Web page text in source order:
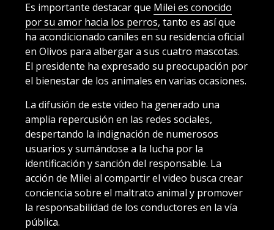
Es importante destacar que Milei es conocido
por su amor hacia los perros, tanto es así que
ha acondicionado caniles en su residencia oficial
en Olivos para albergar a sus cuatro mascotas.
El presidente ha expresado su preocupación por
el bienestar de los animales en varias ocasiones.
La difusión de este video ha generado una
amplia repercusión en las redes sociales,
despertando la indignación de numerosos
usuarios y sumándose a la lucha por la
identificación y sanción del responsable. La
acción de Milei al compartir el video busca crear
conciencia sobre el maltrato animal y promover
la responsabilidad de los conductores en la vía
pública.